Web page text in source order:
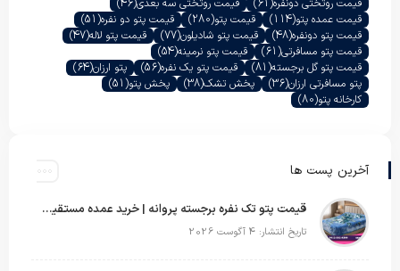
قیمت روتختی دونفره(61) قیمت روتختی سه بعدی(46)
قیمت عمده پتو(114) قیمت پتو(280) قیمت پتو دو نفره(51)
قیمت پتو دونفره(48) قیمت پتو شادیلون(77) قیمت پتو لاله(47)
قیمت پتو مسافرتی(61) قیمت پتو نرمینه(54)
قیمت پتو گل برجسته(81) قیمت پتو یک نفره(56) پتو ارزان(64)
پتو مسافرتی ارزان(36) پخش تشک(38) پخش پتو(51)
کارخانه پتو(80)
آخرین پست ها
قیمت پتو تک نفره برجسته پروانه | خرید عمده مستقیم با بهترین قیمت بازار
تاریخ انتشار: 4 آگوست 2026